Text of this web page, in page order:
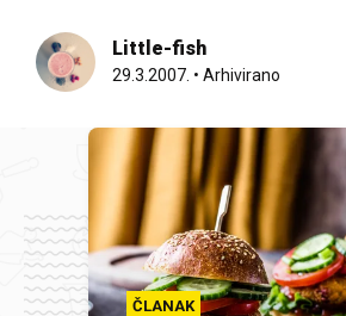
Little-fish
29.3.2007. • Arhivirano
ČLANAK